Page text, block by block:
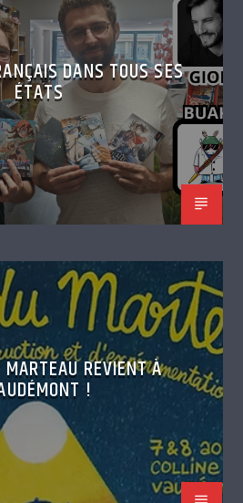
DANS TOUS SES
ÉTATS
MARTEAU REVIENT À
!